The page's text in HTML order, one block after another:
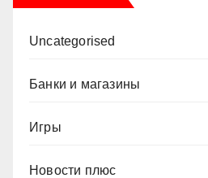
Uncategorised
Банки и магазины
Игры
Новости плюс